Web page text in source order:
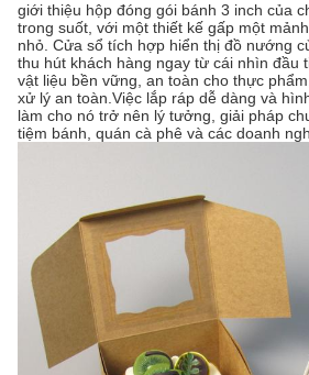
giới thiệu hộp đóng gói bánh 3 inch của
trong suốt, với một thiết kế gấp một
nhỏ. Cửa sổ tích hợp hiển thị đồ nướng
thu hút khách hàng ngay từ cái nhìn đầu
vật liệu bền vững, an toàn cho thực
xử lý an toàn.Việc lắp ráp dễ dàng và
làm cho nó trở nên lý tưởng, giải pháp
tiệm bánh, quán cà phê và các doanh